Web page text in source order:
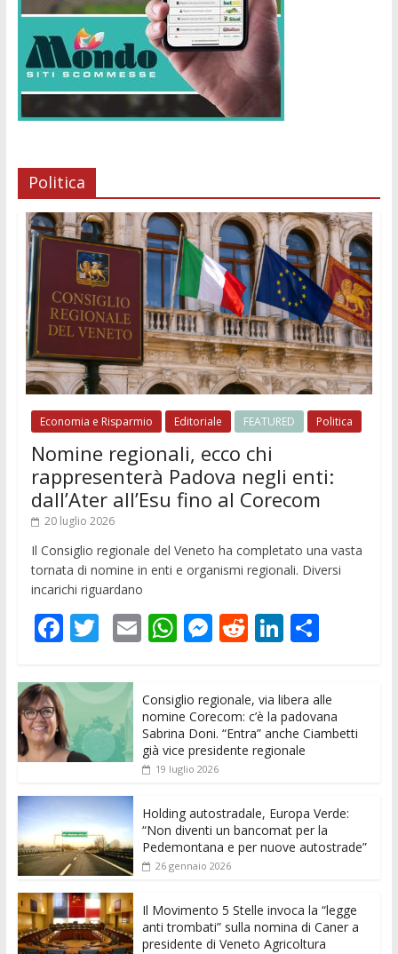
Politica
Economia e Risparmio Editoriale FEATURED Politica
Nomine regionali, ecco chi
rappresenterà Padova negli enti:
dall’Ater all’Esu fino al Corecom
20 luglio 2026
Il Consiglio regionale del Veneto ha completato una vasta
tornata di nomine in enti e organismi regionali. Diversi
incarichi riguardano
F
e
b
o
o
k
T
itt
er
E
l
W
at
s
A
p
M
e
n
g
R
di
t
Li
k
e
dI
C
n
di
vi
Consiglio regionale, via libera alle
nomine Corecom: c’è la padovana
Sabrina Doni. “Entra” anche Ciambetti
già vice presidente regionale
19 luglio 2026
Holding autostradale, Europa Verde:
“Non diventi un bancomat per la
Pedemontana e per nuove autostrade”
26 gennaio 2026
Il Movimento 5 Stelle invoca la “legge
anti trombati” sulla nomina di Caner a
presidente di Veneto Agricoltura